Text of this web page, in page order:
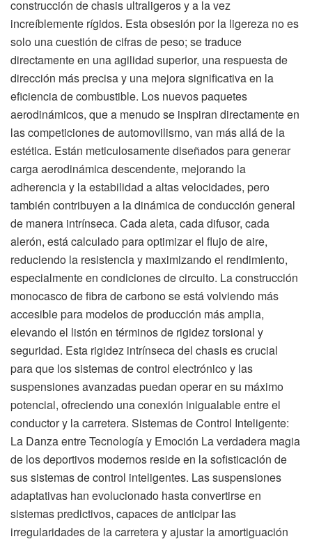
construcción de chasis ultraligeros y a la vez
increíblemente rígidos. Esta obsesión por la ligereza no es
solo una cuestión de cifras de peso; se traduce
directamente en una agilidad superior, una respuesta de
dirección más precisa y una mejora significativa en la
eficiencia de combustible. Los nuevos paquetes
aerodinámicos, que a menudo se inspiran directamente en
las competiciones de automovilismo, van más allá de la
estética. Están meticulosamente diseñados para generar
carga aerodinámica descendente, mejorando la
adherencia y la estabilidad a altas velocidades, pero
también contribuyen a la dinámica de conducción general
de manera intrínseca. Cada aleta, cada difusor, cada
alerón, está calculado para optimizar el flujo de aire,
reduciendo la resistencia y maximizando el rendimiento,
especialmente en condiciones de circuito. La construcción
monocasco de fibra de carbono se está volviendo más
accesible para modelos de producción más amplia,
elevando el listón en términos de rigidez torsional y
seguridad. Esta rigidez intrínseca del chasis es crucial
para que los sistemas de control electrónico y las
suspensiones avanzadas puedan operar en su máximo
potencial, ofreciendo una conexión inigualable entre el
conductor y la carretera. Sistemas de Control Inteligente:
La Danza entre Tecnología y Emoción La verdadera magia
de los deportivos modernos reside en la sofisticación de
sus sistemas de control inteligentes. Las suspensiones
adaptativas han evolucionado hasta convertirse en
sistemas predictivos, capaces de anticipar las
irregularidades de la carretera y ajustar la amortiguación